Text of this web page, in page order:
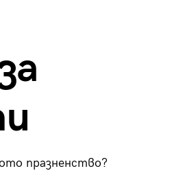
празненство?
is the Wine – Какво